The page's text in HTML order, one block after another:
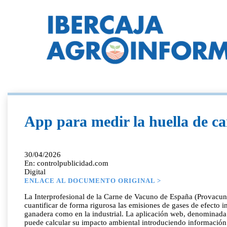
App para medir la huella de
30/04/2026
En: controlpublicidad.com
Digital
ENLACE AL DOCUMENTO ORIGINAL >
La Interprofesional de la Carne de Vacuno de España
cuantificar de forma rigurosa las emisiones de gases de
ganadera como en la industrial. La aplicación web,
puede calcular su impacto ambiental introduciendo